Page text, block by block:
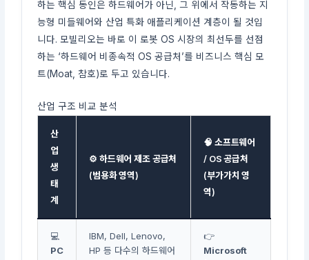
하는 핵심 동인은 하드웨어가 아닌, 그 위에서 작동하는 지
능형 미들웨어와 산업 특화 애플리케이션 계층이 될 것입
니다. 모빌리오는 바로 이 로봇 OS 시장의 최선두를 선점
하는 ‘하드웨어 비종속적 OS 공급처’를 비즈니스 핵심 모
트(Moat, 참호)로 두고 있습니다.
산업 구조 비교 분석
산
업
생
태
계
⚙️ 하드웨어 제조 공급처
(범용화 영역)
🧠 소프트웨어
/ OS 공급처
(부가가치 영
역)
💻
PC
IBM, Dell, Lenovo,
HP 등 다수의 하드웨어
👉
Microsoft